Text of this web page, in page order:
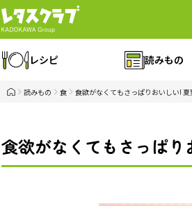
レシピ 読みもの
読みもの 食 食欲がなくてもさっぱりおいしい!
食欲がなくてもさっぱ